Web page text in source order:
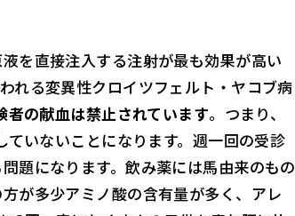
を直接注入する注射が最も効果が高い
れる変異性クロイツフェルト・ヤコブ病
者の献血は禁止されています。つまり、
いないことになります。週一回の受診
題になります。飲み薬には馬由来のもの
が多少アミノ酸の含有量が多く、アレ